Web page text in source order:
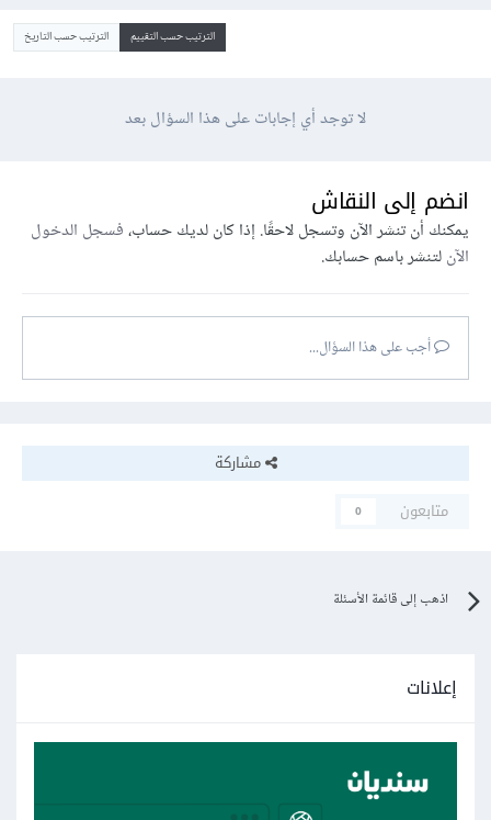
الترتيب حسب التقييم الترتيب حسب التاريخ
لا توجد أي إجابات على هذا السؤال بعد
انضم إلى النقاش
يمكنك أن تنشر الآن وتسجل لاحقًا. إذا كان لديك حساب،فسجل الدخول
الآنلتنشر باسم حسابك.
أجب على هذا السؤال...
مشاركة
متابعون
0
اذهب إلى قائمة الأسئلة
إعلانات